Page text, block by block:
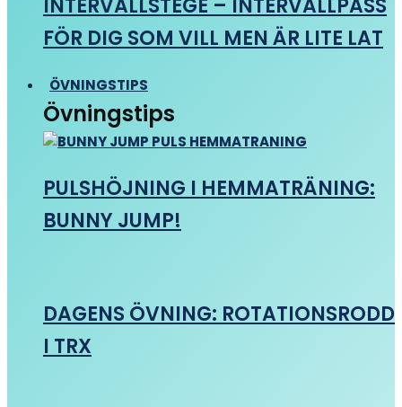
INTERVALLSTEGE – INTERVALLPASS
FÖR DIG SOM VILL MEN ÄR LITE LAT
ÖVNINGSTIPS
Övningstips
PULSHÖJNING I HEMMATRÄNING:
BUNNY JUMP!
DAGENS ÖVNING: ROTATIONSRODD
I TRX